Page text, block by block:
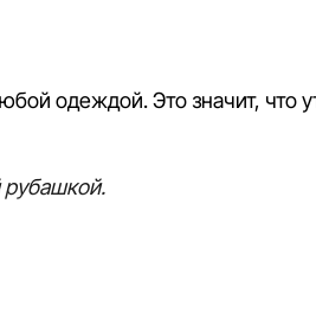
одеждой. Это значит, что